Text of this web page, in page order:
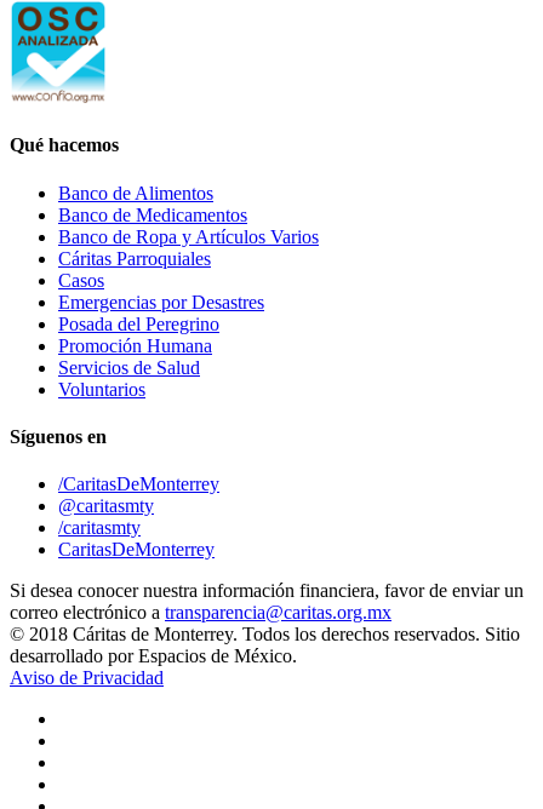
Qué hacemos
Banco de Alimentos
Banco de Medicamentos
Banco de Ropa y Artículos Varios
Cáritas Parroquiales
Casos
Emergencias por Desastres
Posada del Peregrino
Promoción Humana
Servicios de Salud
Voluntarios
Síguenos en
/CaritasDeMonterrey
@caritasmty
/caritasmty
CaritasDeMonterrey
Si desea conocer nuestra información financiera, favor de enviar un
correo electrónico a transparencia@caritas.org.mx
© 2018 Cáritas de Monterrey. Todos los derechos reservados. Sitio
desarrollado por Espacios de México.
Aviso de Privacidad